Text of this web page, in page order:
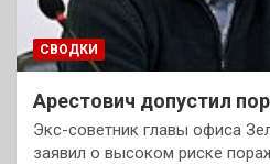
СВОДКИ
Арестович допустил
Экс-советник главы офиса
заявил о высоком риске